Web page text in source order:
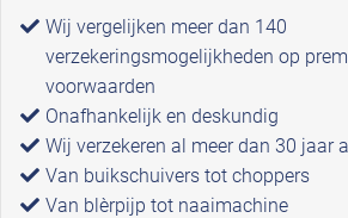
Wij vergelijken meer dan 140
verzekeringsmogelijkheden op
voorwaarden
Onafhankelijk en deskundig
Wij verzekeren al meer dan 30 jaar
Van buikschuivers tot choppers
Van blèrpijp tot naaimachine